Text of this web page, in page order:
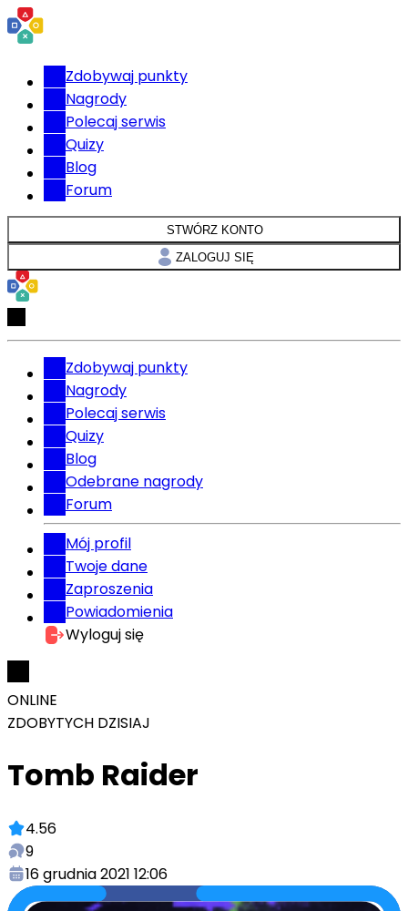
Zdobywaj punkty
Nagrody
Polecaj serwis
Quizy
Blog
Forum
STWÓRZ KONTO
ZALOGUJ SIĘ
Zdobywaj punkty
Nagrody
Polecaj serwis
Quizy
Blog
Odebrane nagrody
Forum
Mój profil
Twoje dane
Zaproszenia
Powiadomienia
Wyloguj się
ONLINE
ZDOBYTYCH DZISIAJ
Tomb Raider
4.56
9
16 grudnia 2021 12:06